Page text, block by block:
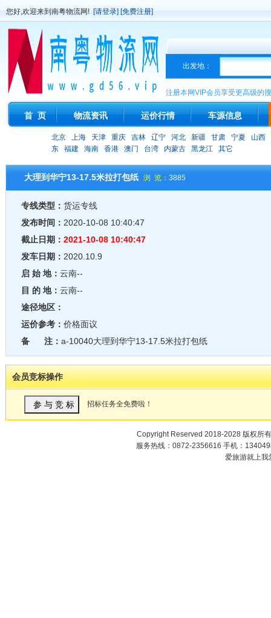
您好,欢迎来到南粤物流网! [请登录] [免费注册]
出发地：
注册本网VIP会员享受更高级的
首 页 物流资讯 运价行情 车源信息
北京 上海 天津 重庆 吉林 辽宁 河北 新疆 甘肃 宁夏
山西
东
福建 海南 香港 澳门 台湾 内蒙古 黑龙江 其它
大理到华宁13-17.5米拉打包纸 浏 览： 3885
专线类型： 货运专线
发布时间： 2020-10-08 10:40:47
截止日期： 2021-10-08 10:40:47
发车日期： 2020.10.9
启 始 地： 云南--
目 的 地： 云南--
途径地区：
运价参考： 价格面议
备 注： a-10040大理到华宁13-17.5米拉打包纸
会员竞标操作
招标任务全免费啦！
Copyright Reserved 2018-2028 版权所
服务热线：0872-2356616 手机：
爱旅游就上我